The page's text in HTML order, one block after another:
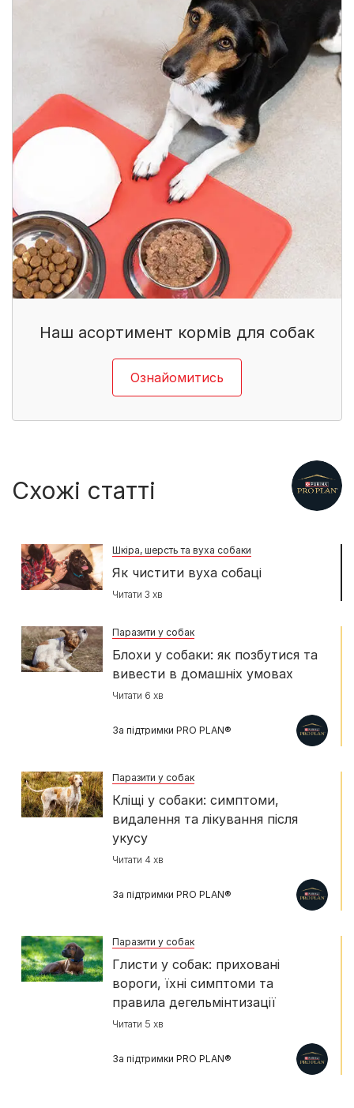
Наш асортимент кормів для собак​
Ознайомитись
Схожі статті
Шкіра, шерсть та вуха собаки
Як чистити вуха собаці
Читати 3 хв
Паразити у собак
Блохи у собаки: як позбутися та
вивести в домашніх умовах
Читати 6 хв
За підтримки PRO PLAN®
Паразити у собак
Кліщі у собаки: симптоми,
видалення та лікування після
укусу
Читати 4 хв
За підтримки PRO PLAN®
Паразити у собак
Глисти у собак: приховані
вороги, їхні симптоми та
правила дегельмінтизації
Читати 5 хв
За підтримки PRO PLAN®